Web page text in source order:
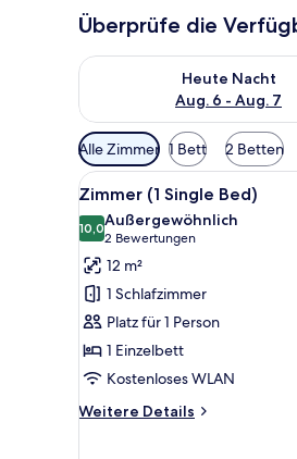
Überprüfe die
Heute Nacht
Aug. 6 - Aug. 7
Überprüfe die
Verfügbare
Filter
für
Zimmer
Alle Zimmer 1 Bett 2 Betten
Alle
Fotos
für
Zimmer
(1
Single
Bed)
anzeigen
6
Zimmer (1 Single Bed)
10,010,0 von 10
Außergewöhnlich
2 Bewertungen
(2
Bewertungen)
12 m²
1 Schlafzimmer
Platz für 1 Person
1 Einzelbett
Kostenloses WLAN
Weitere Details
Weitere